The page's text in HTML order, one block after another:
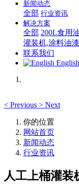
新闻动态
全部 行业资讯
解决方案
全部 200L食用
灌装机,涂料油
联系我们
English
< Previous > Next
你的位置
网站首页
新闻动态
行业资讯
人工上桶灌装